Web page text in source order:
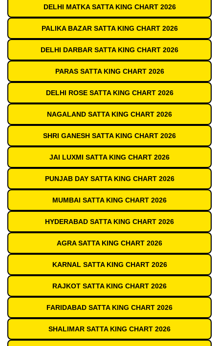
DELHI MATKA SATTA KING CHART 2026
PALIKA BAZAR SATTA KING CHART 2026
DELHI DARBAR SATTA KING CHART 2026
PARAS SATTA KING CHART 2026
DELHI ROSE SATTA KING CHART 2026
NAGALAND SATTA KING CHART 2026
SHRI GANESH SATTA KING CHART 2026
JAI LUXMI SATTA KING CHART 2026
PUNJAB DAY SATTA KING CHART 2026
MUMBAI SATTA KING CHART 2026
HYDERABAD SATTA KING CHART 2026
AGRA SATTA KING CHART 2026
KARNAL SATTA KING CHART 2026
RAJKOT SATTA KING CHART 2026
FARIDABAD SATTA KING CHART 2026
SHALIMAR SATTA KING CHART 2026